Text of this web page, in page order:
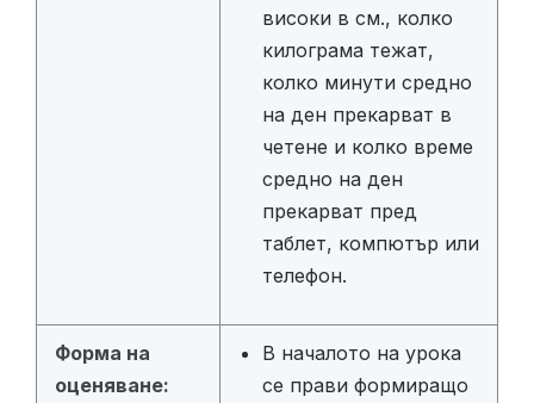
високи в см., колко
килограма тежат,
колко минути средно
на ден прекарват в
четене и колко време
средно на ден
прекарват пред
таблет, компютър или
телефон.
Форма на
оценяване:
В началото на урока
се прави формиращо